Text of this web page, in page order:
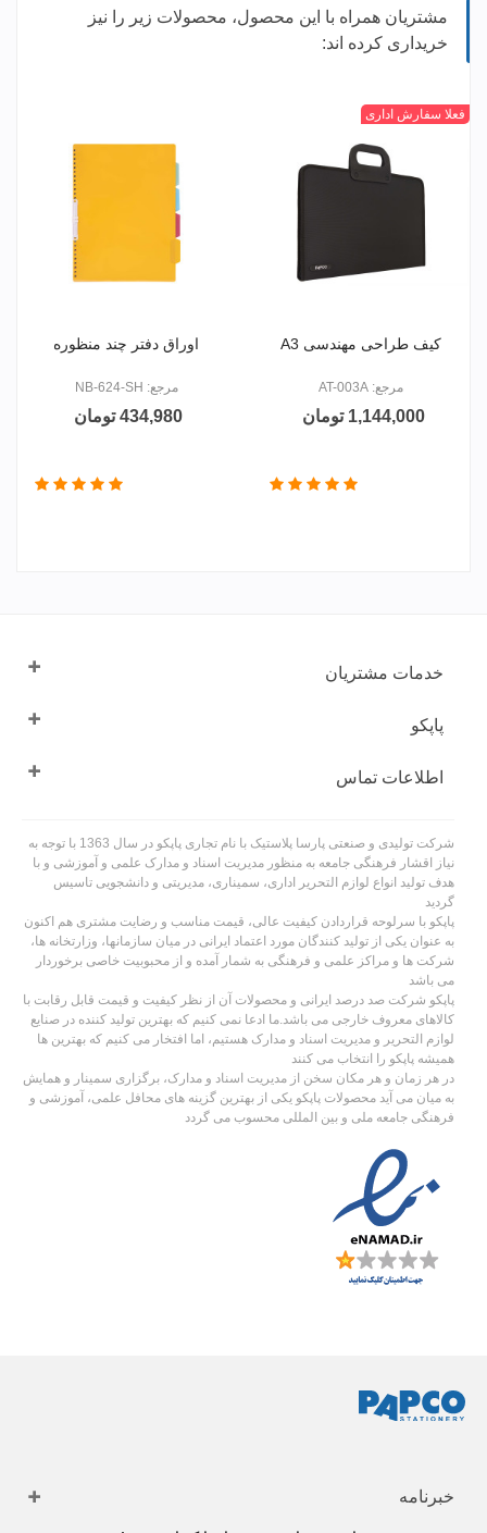
مشتریان همراه با این محصول، محصولات زیر را نیز
خریداری کرده اند:
مشکی
فعلا سفارش اداری
کیف طراحی مهندسی A3
مرجع: AT-003A
1,144,000 تومان
اوراق دفتر چند منظوره
مرجع: NB-624-SH
434,980 تومان
خدمات مشتریان
پاپکو
اطلاعات تماس
شرکت تولیدی و صنعتی پارسا پلاستیک با نام تجاری پاپکو در سال 1363 با توجه به
نیاز اقشار فرهنگی جامعه به منظور مدیریت اسناد و مدارک علمی و آموزشی و با
هدف تولید انواع لوازم التحریر اداری، سمیناری، مدیریتی و دانشجویی تاسیس
گردید
پاپکو با سرلوحه قراردادن کیفیت عالی، قیمت مناسب و رضایت مشتری هم اکنون
به عنوان یکی از تولید کنندگان مورد اعتماد ایرانی در میان سازمانها، وزارتخانه ها،
شرکت ها و مراکز علمی و فرهنگی به شمار آمده و از محبوبیت خاصی برخوردار
می باشد
پاپکو شرکت صد درصد ایرانی و محصولات آن از نظر کیفیت و قیمت قابل رقابت با
کالاهای معروف خارجی می باشد.ما ادعا نمی کنیم که بهترین تولید کننده در صنایع
لوازم التحریر و مدیریت اسناد و مدارک هستیم، اما افتخار می کنیم که بهترین ها
همیشه پاپکو را انتخاب می کنند
در هر زمان و هر مکان سخن از مدیریت اسناد و مدارک، برگزاری سمینار و همایش
به میان می آید محصولات پاپکو یکی از بهترین گزینه های محافل علمی، آموزشی و
فرهنگی جامعه ملی و بین المللی محسوب می گردد
خبرنامه